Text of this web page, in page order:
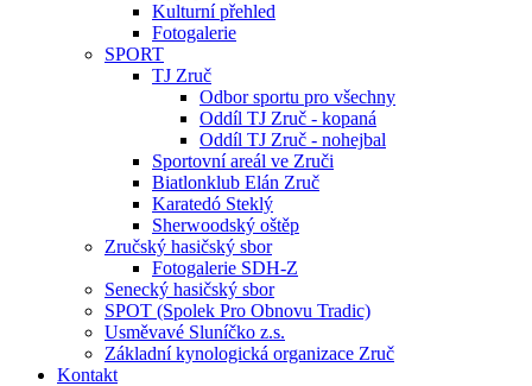
Kulturní přehled
Fotogalerie
SPORT
TJ Zruč
Odbor sportu pro všechny
Oddíl TJ Zruč - kopaná
Oddíl TJ Zruč - nohejbal
Sportovní areál ve Zruči
Biatlonklub Elán Zruč
Karatedó Steklý
Sherwoodský oštěp
Zručský hasičský sbor
Fotogalerie SDH-Z
Senecký hasičský sbor
SPOT (Spolek Pro Obnovu Tradic)
Usměvavé Sluníčko z.s.
Základní kynologická organizace Zruč
Kontakt